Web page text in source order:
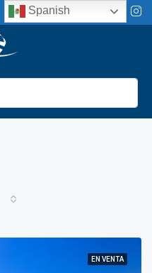
EN VENTA
Spanish